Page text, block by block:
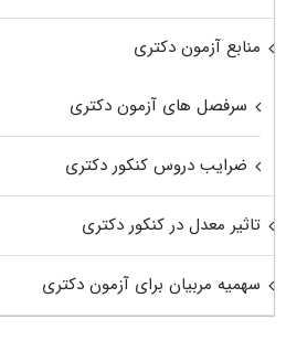
منابع آزمون دکتری
سرفصل های آزمون دکتری
ضرایب دروس کنکور دکتری
تاثیر معدل در کنکور دکتری
سهمیه مربیان برای آزمون دکتری